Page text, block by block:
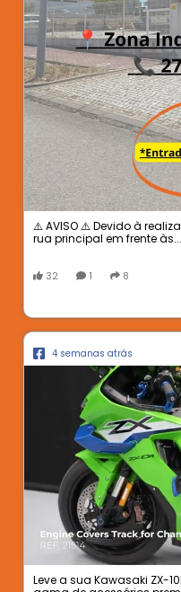
⚠️ AVISO ⚠️ Devido à
rua principal em frente às...
32 1 8
4 semanas atrás
Leve a sua Kawasaki ZX-